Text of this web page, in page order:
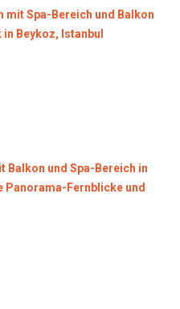
mit Spa-Bereich und Balkon
Beykoz, Istanbul
Balkon und Spa-Bereich in
Panorama-Fernblicke und